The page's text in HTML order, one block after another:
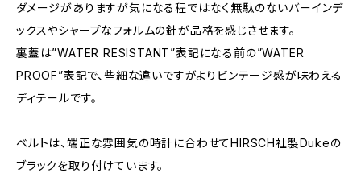
ダメージがありますが気になる程ではなく無駄のないバーインデ
ックスやシャープなフォルムの針が品格を感じさせます。
裏蓋は”WATER RESISTANT”表記になる前の”WATER
PROOF”表記で、些細な違いですがよりビンテージ感が味わえる
ディテールです。
ベルトは、端正な雰囲気の時計に合わせてHIRSCH社製Dukeの
ブラックを取り付けています。